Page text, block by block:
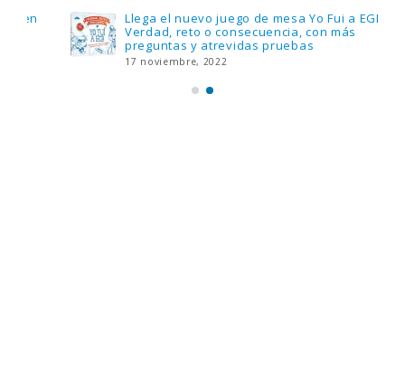
Llega el nuevo juego de mesa Yo Fui a EGB:
Verdad, reto o consecuencia, con más
preguntas y atrevidas pruebas
17 noviembre, 2022